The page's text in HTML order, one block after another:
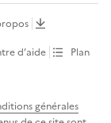
d’aide
Plan
générales